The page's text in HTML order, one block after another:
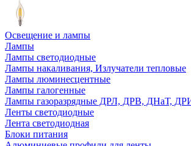
Освещение и лампы
Лампы
Лампы светодиодные
Лампы накаливания, Излучатели тепловые
Лампы люминесцентные
Лампы галогенные
Лампы газоразрядные ДРЛ, ДРВ, ДНаТ,
Ленты светодиодные
Лента светодиодная
Блоки питания